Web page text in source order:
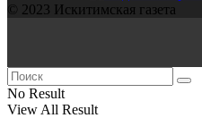
© 2023 Искитимская газета
No Result
View All Result